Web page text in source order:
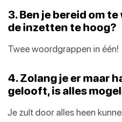
3. Ben je bereid om
de inzetten te hoog?
Twee woordgrappen in één!
4. Zolang je er maar
gelooft, is alles
Je zult door alles heen